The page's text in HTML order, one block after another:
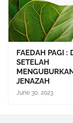
FAEDAH PAGI :
SETELAH
JENAZAH
June 30, 2023